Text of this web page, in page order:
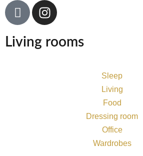
Living rooms
Sleep
Living
Food
Dressing room
Office
Wardrobes